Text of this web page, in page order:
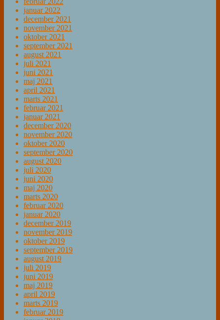
januar 2022
december 2021
november 2021
oktober 2021
september 2021
august 2021
juli 2021
juni 2021
maj 2021
april 2021
marts 2021
februar 2021
januar 2021
december 2020
november 2020
oktober 2020
september 2020
august 2020
juli 2020
juni 2020
maj 2020
marts 2020
februar 2020
januar 2020
december 2019
november 2019
oktober 2019
september 2019
august 2019
juli 2019
juni 2019
maj 2019
april 2019
marts 2019
februar 2019